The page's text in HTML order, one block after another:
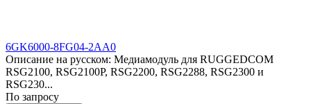
6GK6000-8FG04-2AA0
Описание на русском: Медиамодуль для RUGGEDCOM
RSG2100, RSG2100P, RSG2200, RSG2288, RSG2300 и
RSG230...
По запросу